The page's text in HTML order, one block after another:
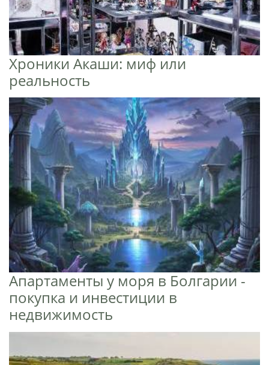
Хроники Акаши: миф или
реальность
Апартаменты у моря в Болгарии -
покупка и инвестиции в
недвижимость